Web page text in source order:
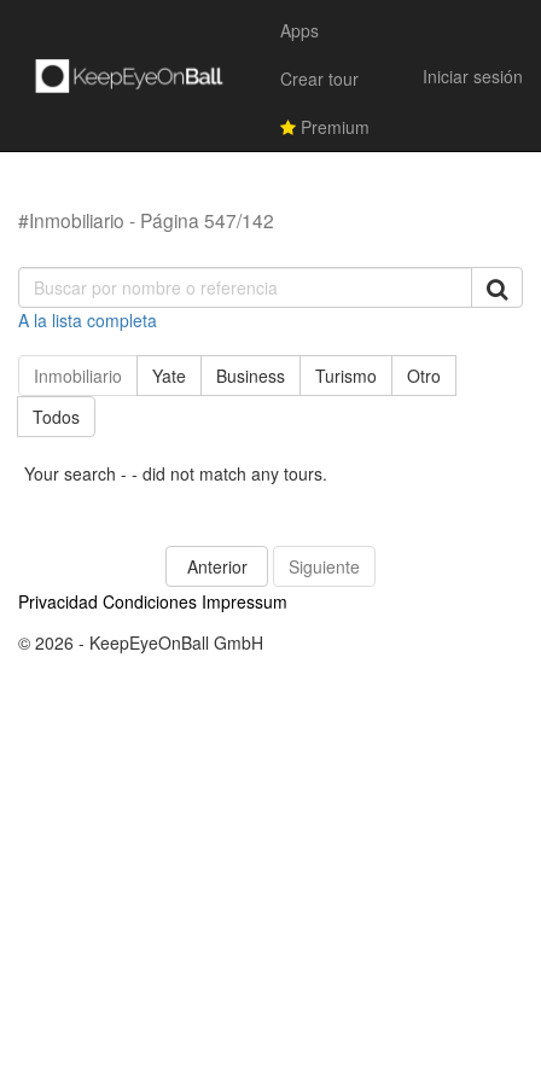
Apps
Crear tour
Premium
Iniciar sesión
#Inmobiliario - Página 547/142
A la lista completa
Inmobiliario Yate Business Turismo
Otro
Todos
Your search - - did not match any tours.
Anterior
Siguiente
Privacidad Condiciones Impressum
© 2026 - KeepEyeOnBall GmbH